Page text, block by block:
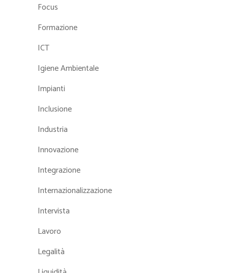
Focus
Formazione
ICT
Igiene Ambientale
Impianti
Inclusione
Industria
Innovazione
Integrazione
Internazionalizzazione
Intervista
Lavoro
Legalità